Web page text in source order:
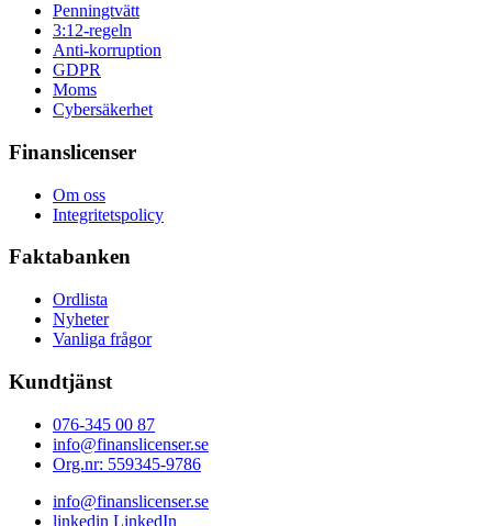
Penningtvätt
3:12-regeln
Anti-korruption
GDPR
Moms
Cybersäkerhet
Finanslicenser
Om oss
Integritetspolicy
Faktabanken
Ordlista
Nyheter
Vanliga frågor
Kundtjänst
076-345 00 87
info@finanslicenser.se
Org.nr: 559345-9786
info@finanslicenser.se
linkedin LinkedIn